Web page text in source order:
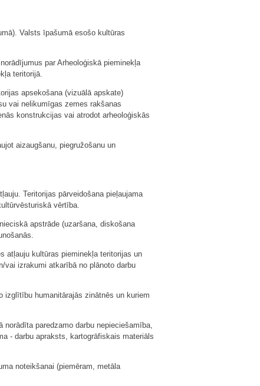
Valsts īpašumā esošo kultūras
par Arheoloģiskā pieminekļa
teritorijā.
apsekošana (vizuālā apskate)
vai nelikumīgas zemes rakšanas
konstrukcijas vai atrodot arheoloģiskās
aizaugšanu, piegružošanu un
Teritorijas pārveidošana pieļaujama
vērtība.
apstrāde (uzaršana, diskošana
atļauju kultūras pieminekļa teritorijas un
vai izrakumi atkarībā no plānoto darbu
izglītību humanitārajās zinātnēs un kuriem
paredzamo darbu nepieciešamība,
- darbu apraksts, kartogrāfiskais materiāls
noteikšanai (piemēram, metāla